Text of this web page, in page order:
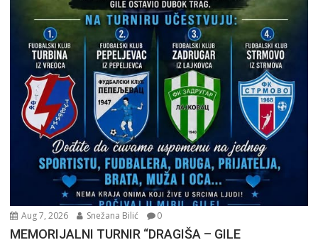
Aug 7, 2026 Snežana Bilić 0
MEMORIJALNI TURNIR “DRAGIŠA – GILE